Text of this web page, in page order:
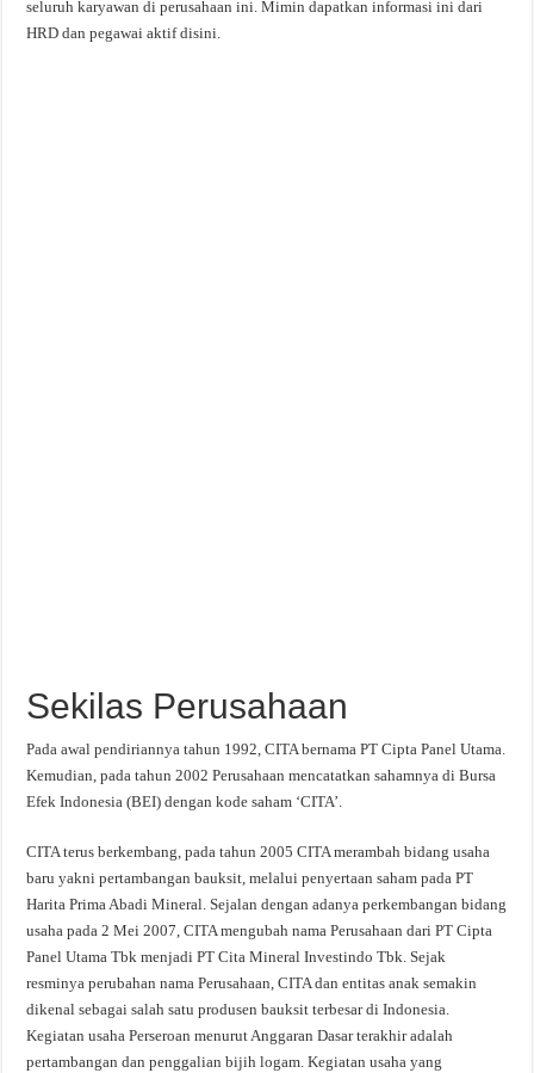
seluruh karyawan di perusahaan ini. Mimin dapatkan informasi ini dari
HRD dan pegawai aktif disini.
Sekilas Perusahaan
Pada awal pendiriannya tahun 1992, CITA bernama PT Cipta Panel Utama.
Kemudian, pada tahun 2002 Perusahaan mencatatkan sahamnya di Bursa
Efek Indonesia (BEI) dengan kode saham ‘CITA’.
CITA terus berkembang, pada tahun 2005 CITA merambah bidang usaha
baru yakni pertambangan bauksit, melalui penyertaan saham pada PT
Harita Prima Abadi Mineral. Sejalan dengan adanya perkembangan bidang
usaha pada 2 Mei 2007, CITA mengubah nama Perusahaan dari PT Cipta
Panel Utama Tbk menjadi PT Cita Mineral Investindo Tbk. Sejak
resminya perubahan nama Perusahaan, CITA dan entitas anak semakin
dikenal sebagai salah satu produsen bauksit terbesar di Indonesia.
Kegiatan usaha Perseroan menurut Anggaran Dasar terakhir adalah
pertambangan dan penggalian bijih logam. Kegiatan usaha yang